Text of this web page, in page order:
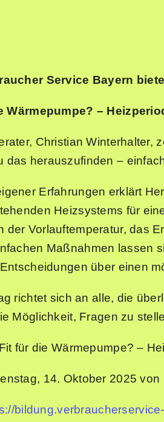
Service Bayern
Wärmepumpe? –
Christian Winterhalter,
das herauszufinden –
Erfahrungen erklärt
Heizsystems für
der Vorlauftemperatur, das
Maßnahmen lassen
über einen
richtet sich an alle, die
Möglichkeit, Fragen zu
Fit für die Wärmepumpe? –
14. Oktober 2025